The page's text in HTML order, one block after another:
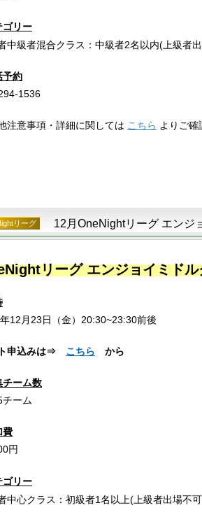
ゴリー
中級者混合クラス：中級者2名以内(上級者
予約
1536
注意事項・詳細に関しては こちら よりご確
リーグ 12月OneNightリーグ エンジ
リーグ エンジョイミドル
12月23日（金）20:30~23:30前後
申込みは⇒ こちら から
チーム数
チーム
費
円
ゴリー
中心クラス：初級者1名以上(上級者出場不